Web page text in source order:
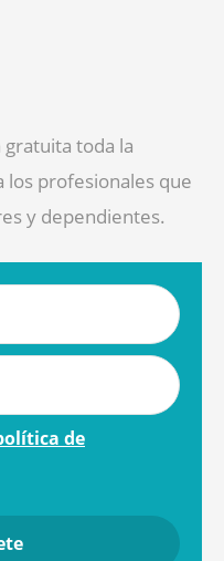
toda la
los profesionales que
y dependientes.
de